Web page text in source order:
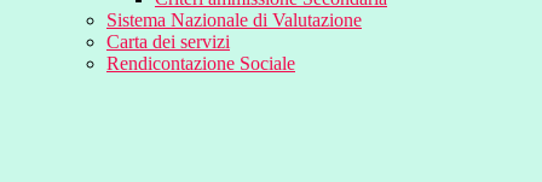
Sistema Nazionale di Valutazione
Carta dei servizi
Rendicontazione Sociale